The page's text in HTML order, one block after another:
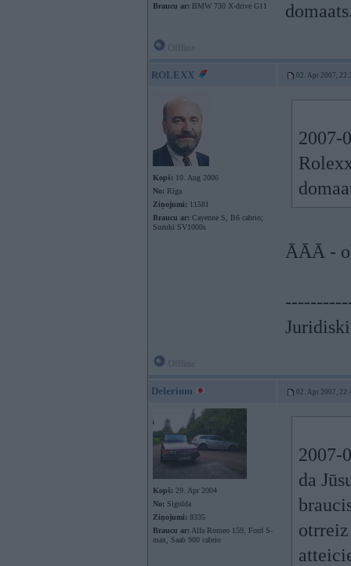
Braucu ar: BMW 730 X-drive G11
ROLEXX 02. Apr 2007,
Kopš: 10. Aug 2006
No: Rīga
Ziņojumi: 11581
Braucu ar: Cayenne S, B6 cabrio;
Suzuki SV1000s
2007-
ĀĀĀ -
Delerium 02. Apr 2007,
Kopš: 29. Apr 2004
No: Sigulda
Ziņojumi: 8335
Braucu ar: Alfa Romeo 159, Ford S-
max, Saab 900 cabrio
2007-
da